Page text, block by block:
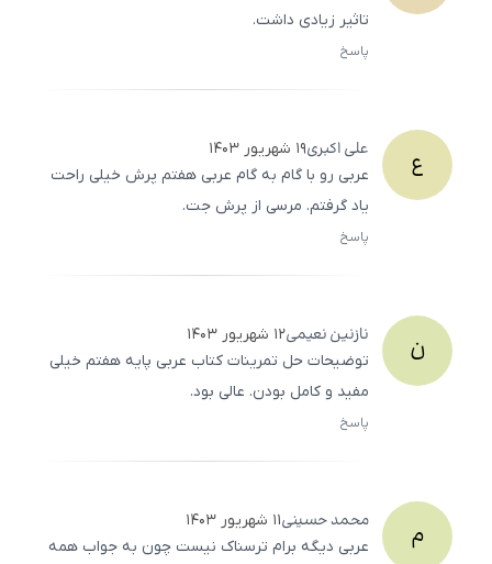
تاثیر زیادی داشت.
پاسخ
ع علیاکبری۱۹ شهریور ۱۴۰۳
عربی رو با گام به گام عربی هفتم پرش خیلی راحت
یاد گرفتم. مرسی از پرش جت.
پاسخ
ن نازنیننعیمی۱۲ شهریور ۱۴۰۳
توضیحات حل تمرینات کتاب عربی پایه هفتم خیلی
مفید و کامل بودن. عالی بود.
پاسخ
م محمدحسینی۱۱ شهریور ۱۴۰۳
عربی دیگه برام ترسناک نیست چون به جواب همه